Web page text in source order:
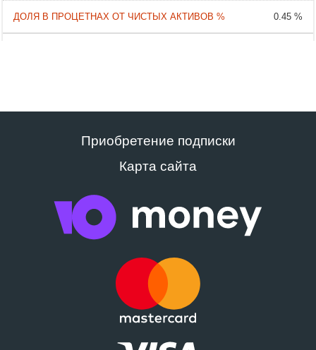
0.45 %
Приобретение подписки
Карта сайта